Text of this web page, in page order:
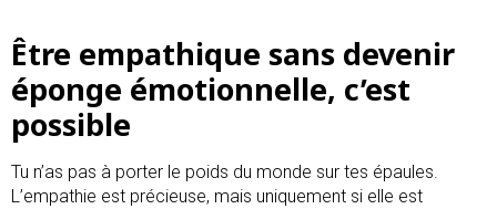
Être empathique sans devenir
éponge émotionnelle, c’est
possible
Tu n’as pas à porter le poids du monde sur tes épaules.
L’empathie est précieuse, mais uniquement si elle est